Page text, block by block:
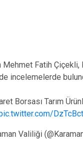
Mehmet Fatih Çiçekli,
incelemelerde
Borsası Tarım
Valiliği